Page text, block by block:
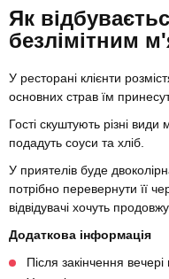
Як
безлімітним
У ресторані клієнти
основних страв їм
Гості скуштують різні
подадуть соуси та хліб.
У приятелів буде
потрібно перевернути її
відвідувачі хочуть
Додаткова інформація
Після закінчення